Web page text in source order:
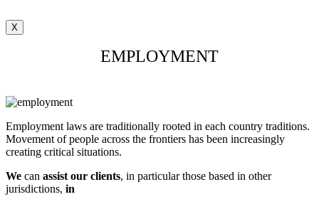
X
EMPLOYMENT
Employment laws are traditionally rooted in each country traditions.
Movement of people across the frontiers has been increasingly
creating critical situations.
We can assist our clients, in particular those based in other
jurisdictions, in